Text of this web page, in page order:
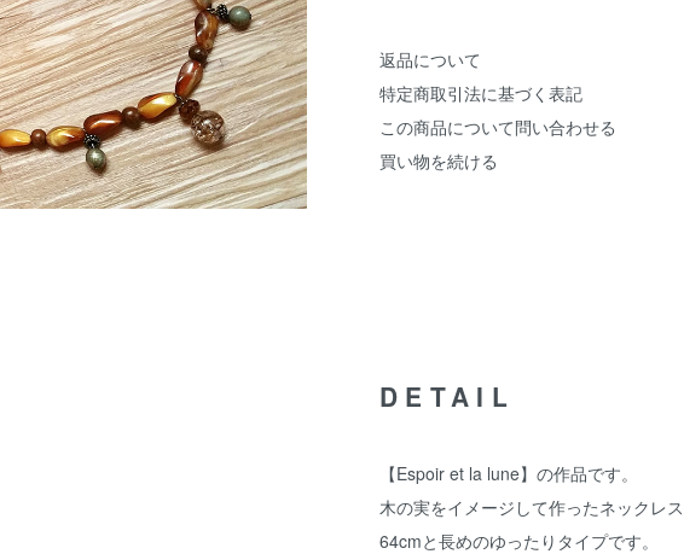
返品について
特定商取引法に基づく表記
この商品について問い合わせる
買い物を続ける
DETAIL
【Espoir et la lune】の作品です。
木の実をイメージして作ったネックレス
64cmと長めのゆったりタイプです。